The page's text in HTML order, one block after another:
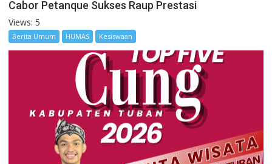
Cabor Petanque Sukses Raup Prestasi
Views: 5
Berita Umum HUMAS Kesiswaan